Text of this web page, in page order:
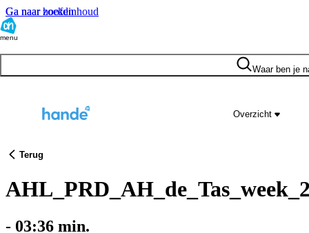
Ga naar hoofdinhoud
Ga naar zoeken
menu
Waar ben je
Overzicht
Terug
- 03:36 min.